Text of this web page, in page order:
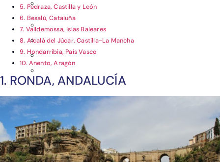
5. Pedraza, Castilla y León
6. Besalú, Cataluña
7. Valldemossa, Islas Baleares
8. Alcalá del Júcar, Castilla-La Mancha
9. Hondarribia, País Vasco
10. Anento, Aragón
1. RONDA, ANDALUCÍA